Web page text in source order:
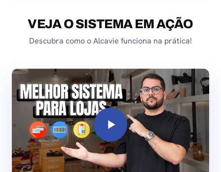
VEJA O SISTEMA EM AÇÃO
Descubra como o Alcavie funciona na prática!